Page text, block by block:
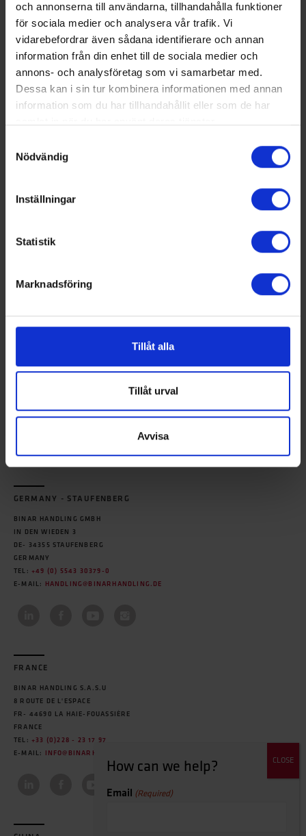
och annonserna till användarna, tillhandahålla funktioner
för sociala medier och analysera vår trafik. Vi
vidarebefordrar även sådana identifierare och annan
information från din enhet till de sociala medier och
annons- och analysföretag som vi samarbetar med.
Dessa kan i sin tur kombinera informationen med annan
information som du har tillhandahållit eller som de har
Nödvändig
Inställningar
Statistik
Marknadsföring
Tillåt alla
Tillåt urval
Avvisa
SWEDEN - HEADQUARTERS
HEDEKULLEVÄGEN 24
SE- 461 38 TROLLHÄTTAN
E-MAIL:INFO@BINARHANDLING.COM
GERMANY - UNTERGRUPPENBACH
BINAR HANDLING GMBH – BETRIEBSSTÄTTE
IM NEUGREUT 8
DE-74199 UNTERGRUPPENBACH
E-MAIL:HANDLING@BINARHANDLING.DE
GERMANY - STAUFENBERG
BINAR HANDLING GMBH
IN DEN WIEDEN 3
DE- 34355 STAUFENBERG
GERMANY
TEL: +49 (0) 5543 30379-0
E-MAIL:
HANDLING@BINARHANDLING.DE
FRANCE
BINAR HANDLING S.A.S.U
8 ROUTE DE L'ESPACE
FR- 44690 LA HAIE-FOUASSIÈRE
FRANCE
TEL: +33 (0)228 - 23 17 97
E-MAIL:
INFO@BINARHANDLING.FR
Email (Required)